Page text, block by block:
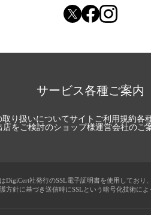
サービス各種ご案内
り扱いについてサイトご利用規約各
店をご検討のショップ様運営会社のご
DigiCert社発行のSSL電子証明書を使用しており
方針に基づき送信時にSSLという暗号化技術によ